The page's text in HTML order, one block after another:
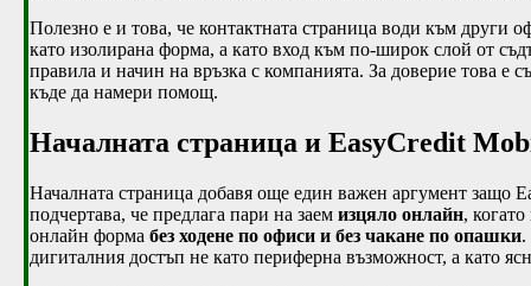
Полезно е и това, че контактната страница води към други
като изолирана форма, а като вход към по-широк слой от
правила и начин на връзка с компанията. За доверие това е
къде да намери помощ.
Началната страница и EasyCredit
Началната страница добавя още един важен аргумент защо
подчертава, че предлага пари на заем изцяло онлайн,
онлайн форма без ходене по офиси и без чакане по опашки.
дигиталния достъп не като периферна възможност, а като